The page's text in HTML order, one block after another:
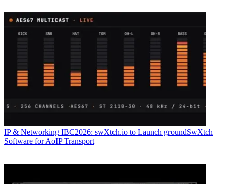
IP & Networking IBC2026: swXtch.io to Launch groundSwXtch
Software for AoIP Transport